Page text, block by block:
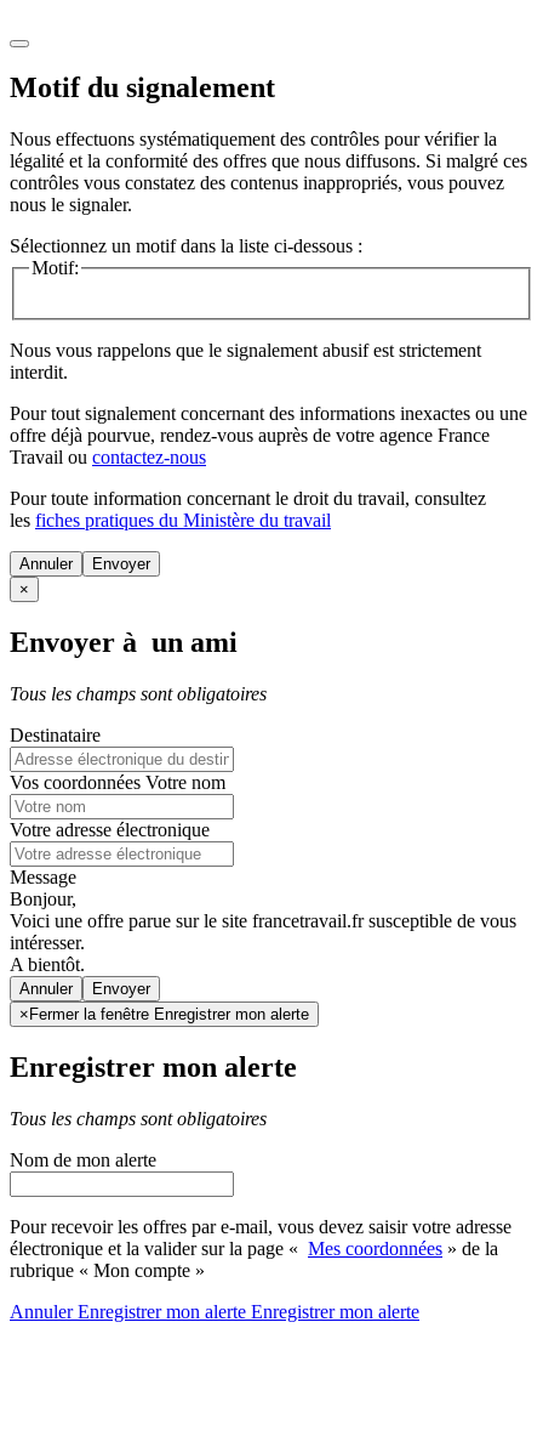
Motif du signalement
Nous effectuons systématiquement des contrôles pour vérifier la
légalité et la conformité des offres que nous diffusons. Si malgré ces
contrôles vous constatez des contenus inappropriés, vous pouvez
nous le signaler.
Sélectionnez un motif dans la liste ci-dessous :
Motif:
Nous vous rappelons que le signalement abusif est strictement
interdit.
Pour tout signalement concernant des informations inexactes ou une
offre déjà pourvue, rendez-vous auprès de votre agence France
Travail ou contactez-nous
Pour toute information concernant le droit du travail, consultez
les fiches pratiques du Ministère du travail
Annuler
×
Envoyer à un ami
Tous les champs sont obligatoires
Destinataire
Vos coordonnées Votre nom
Votre adresse électronique
Message
Bonjour,
Voici une offre parue sur le site francetravail.fr susceptible de vous
intéresser.
A bientôt.
Annuler
× Fermer la fenêtre Enregistrer mon alerte
Enregistrer mon alerte
Tous les champs sont obligatoires
Nom de mon alerte
Pour recevoir les offres par e-mail, vous devez saisir votre adresse
électronique et la valider sur la page « Mes coordonnées » de la
rubrique « Mon compte »
AnnulerEnregistrer mon alerte Enregistrermon alerte